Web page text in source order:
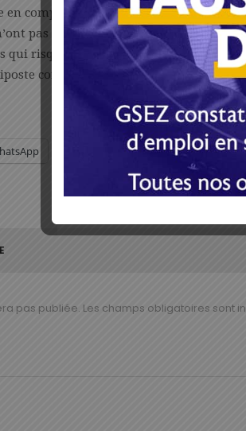
en comparaison à d’autres pays, à
pas confiné ou ont très peu confiné
qui risquent de mettre en cause ou de
contre la Covid-19.
E-mail
pas publiée. Les champs obligatoires sont